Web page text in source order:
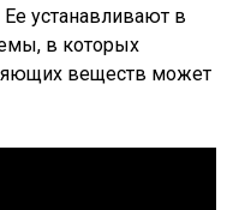
устанавливают в
в которых
веществ может